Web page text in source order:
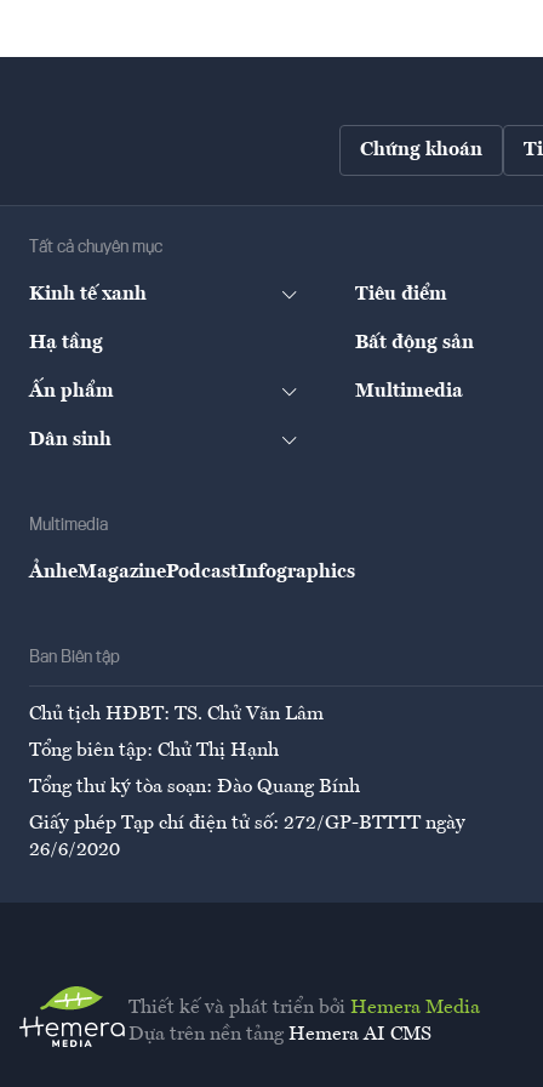
Chứng khoán
Tất cả chuyên mục
Kinh tế xanh Tiêu điểm
Hạ tầng Bất động sản
Ấn phẩm Multimedia
Dân sinh
Multimedia
ẢnheMagazinePodcastInfographics
Ban Biên tập
Chủ tịch HĐBT: TS. Chử Văn Lâm
Tổng biên tập: Chử Thị Hạnh
Tổng thư ký tòa soạn: Đào Quang Bính
Giấy phép Tạp chí điện tử số: 272/GP-BTTTT ngày
26/6/2020
Thiết kế và phát triển bởi Hemera Media
Dựa trên nền tảng Hemera AI CMS